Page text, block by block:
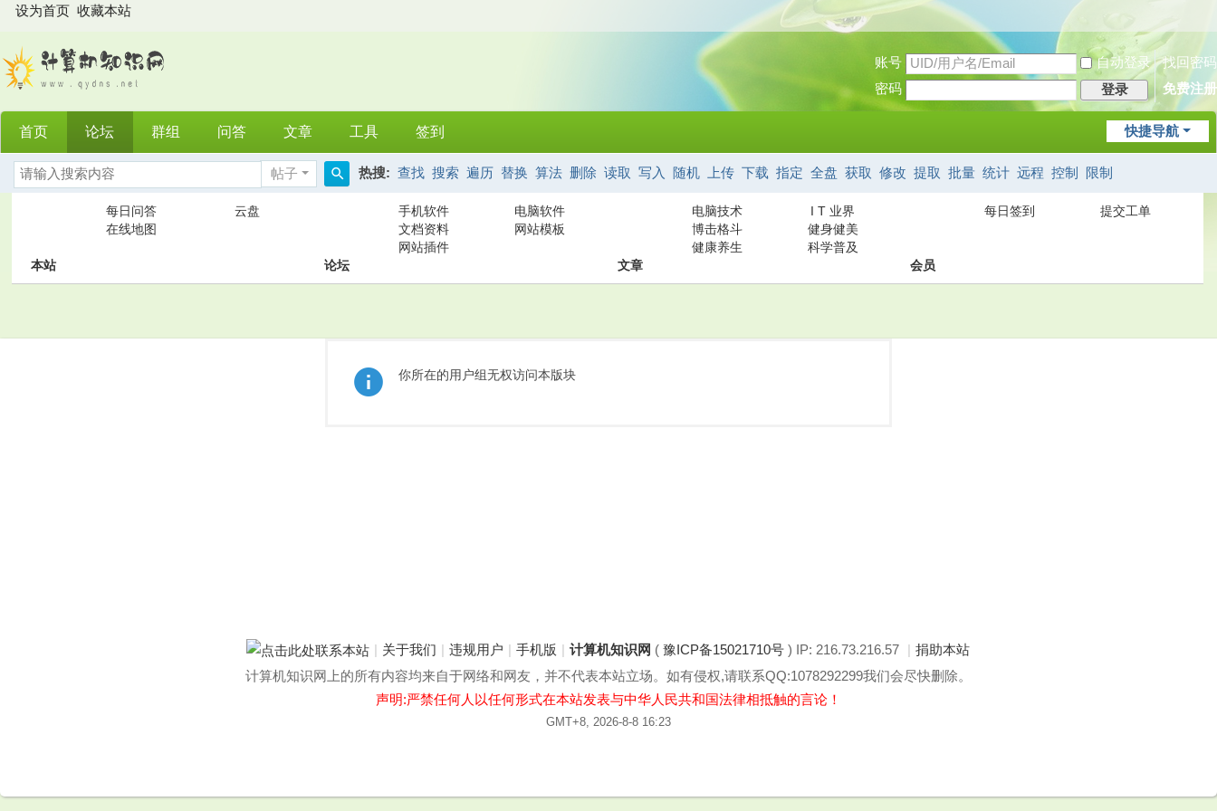
设为首页 收藏本站
账号 自动登录
找回密码
密码
登录 免费注册
快捷导航
首页 论坛 群组 问答 文章 工具 签到
帖子 热搜: 查找 搜索 遍历 替换 算法 删除 读取 写入 随机 上传 下载 指定 全盘 获取 修改 提取 批量 统计 远程 控制 限制
本站
每日问答
云盘
在线地图
论坛
手机软件
电脑软件
文档资料
网站模板
网站插件
文章
电脑技术
I T 业界
博击格斗
健身健美
健康养生
科学普及
会员
每日签到 提交工单
你所在的用户组无权访问本版块
关于我们 违规用户 手机版 计算机知识网 (豫ICP备15021710号 ) IP: 216.73.216.57
捐助本站
计算机知识网上的所有内容均来自于网络和网友，并不代表本站立场。如有侵权,请联系QQ:1078292299我们会尽快删除。
声明:严禁任何人以任何形式在本站发表与中华人民共和国法律相抵触的言论！
GMT+8, 2026-8-8 16:23